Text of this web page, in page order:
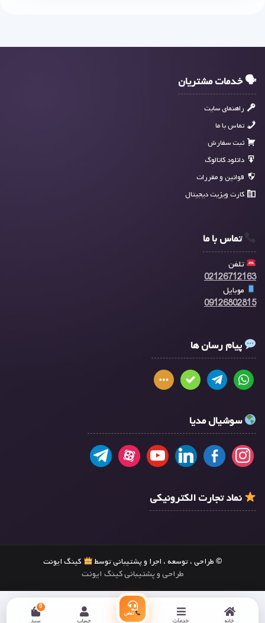
خانه خدمات
تماس
حساب سبد
0
🗣 خدمات مشتریان
راهنمای سایت
تماس با ما
ثبت سفارش
دانلود کاتالوگ
قوانین و مقررات
کارت ویزیت دیجیتال
تماس با ما
تلفن
02126712163
موبایل
09126802815
پیام رسان ها
سوشیال مدیا
نماد تجارت الکترونیکی
© طراحی ، توسعه ، اجرا و پشتیبانی توسط کینگ ایونت
طراحی و پشتیبانی کینگ ایونت